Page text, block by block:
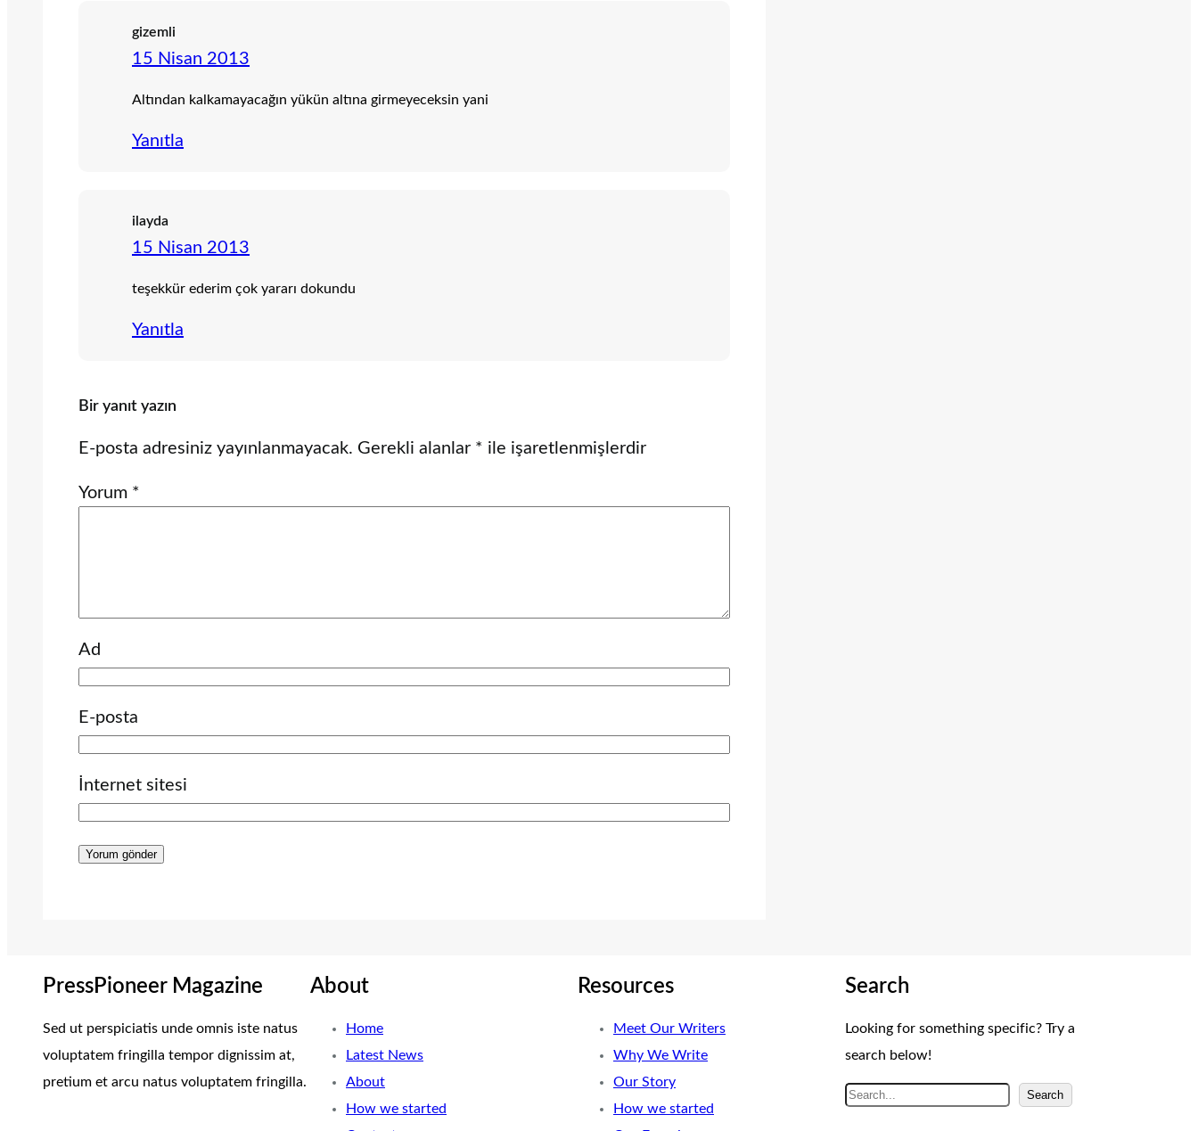
gizemli
15 Nisan 2013
Altından kalkamayacağın yükün altına girmeyeceksin yani
Yanıtla
ilayda
15 Nisan 2013
teşekkür ederim çok yararı dokundu
Yanıtla
Bir yanıt yazın
E-posta adresiniz yayınlanmayacak. Gerekli alanlar * ile işaretlenmişlerdir
Yorum *
Ad
E-posta
İnternet sitesi
PressPioneer Magazine
Sed ut perspiciatis unde omnis iste natus
voluptatem fringilla tempor dignissim at,
pretium et arcu natus voluptatem fringilla.
About
Home
Latest News
About
How we started
Resources
Meet Our Writers
Why We Write
Our Story
How we started
Search
Looking for something specific? Try a
search below!
A
Search